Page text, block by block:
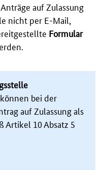
auf Zulassung
nicht per E-Mail,
Formular
bei der
auf Zulassung als
Artikel 10 Absatz 5